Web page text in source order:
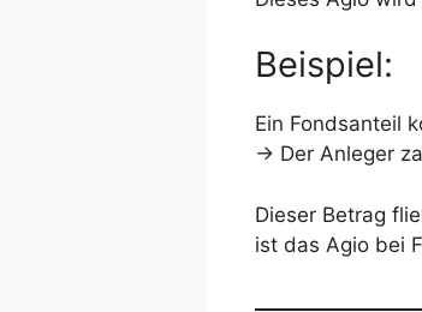
Beispiel:
Ein Fondsanteil
→ Der Anleger
Dieser Betrag
ist das Agio bei